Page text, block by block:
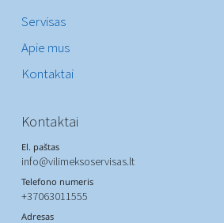
Servisas
Apie mus
Kontaktai
Kontaktai
El. paštas
info@vilimeksoservisas.lt
Telefono numeris
+37063011555
Adresas